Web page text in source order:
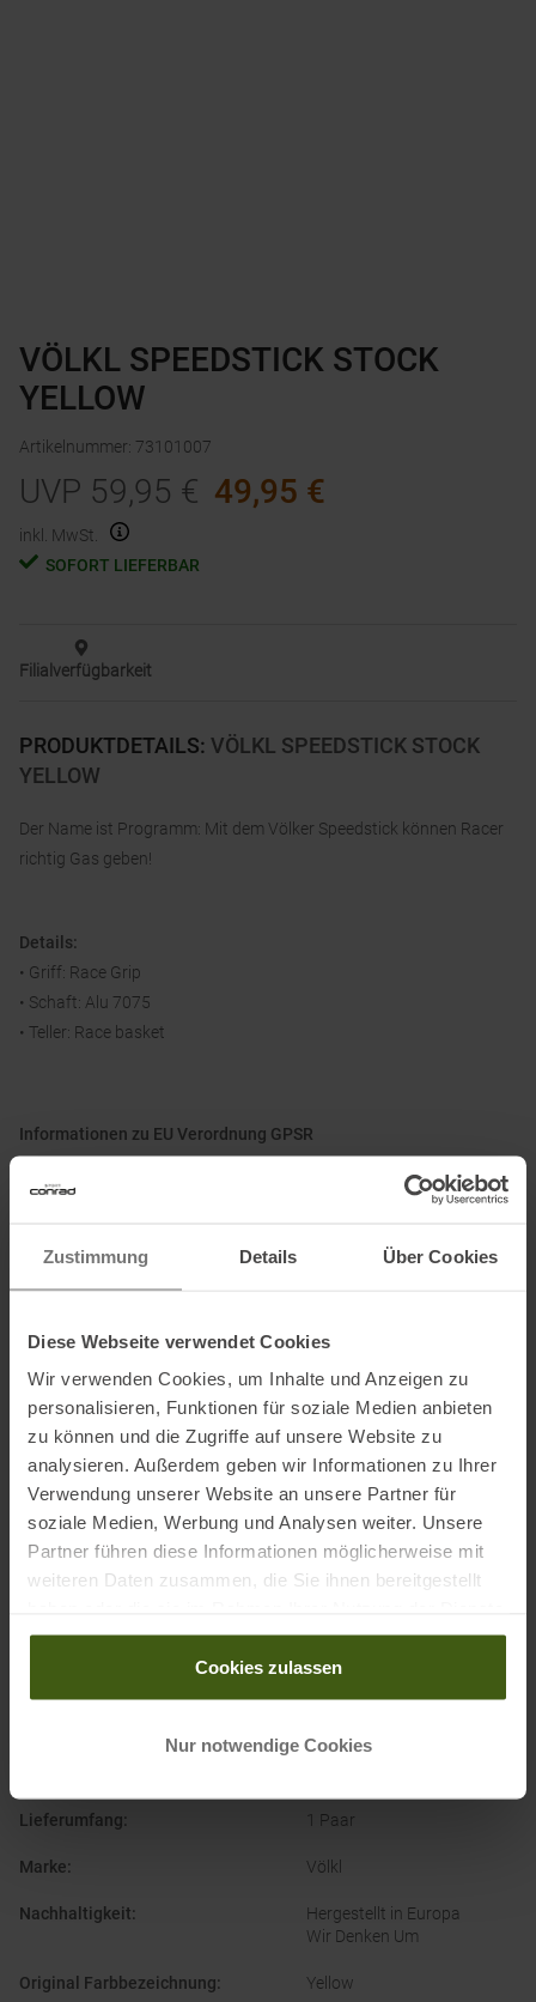
Zustimmung Details Über Cookies
Diese Webseite verwendet Cookies
Wir verwenden Cookies, um Inhalte und Anzeigen zu
personalisieren, Funktionen für soziale Medien anbieten
zu können und die Zugriffe auf unsere Website zu
analysieren. Außerdem geben wir Informationen zu Ihrer
Verwendung unserer Website an unsere Partner für
soziale Medien, Werbung und Analysen weiter. Unsere
Partner führen diese Informationen möglicherweise mit
weiteren Daten zusammen, die Sie ihnen bereitgestellt
gesammelt haben.
Cookies zulassen
Nur notwendige Cookies
PRODUKTDETAILS: VÖLKL SPEEDSTICK STOCK
YELLOW
Der Name ist Programm: Mit dem Völker Speedstick können Racer
richtig Gas geben!
Details:
• Griff: Race Grip
• Schaft: Alu 7075
• Teller: Race basket
Informationen zu EU Verordnung GPSR
Europaring 8, 94315 Straubing, DE
VÖLKL SPEEDSTICK STOCK
YELLOW
Artikelnummer: 73101007
UVP 59,95 € 49,95 €
inkl. MwSt.
SOFORT LIEFERBAR
Filialverfügbarkeit
PRODUKTEIGENSCHAFTEN:
Geschlecht:
Damen
Lieferumfang: 1 Paar
Marke: Völkl
Nachhaltigkeit:
Hergestellt in Europa
Wir Denken Um
Original Farbbezeichnung: Yellow